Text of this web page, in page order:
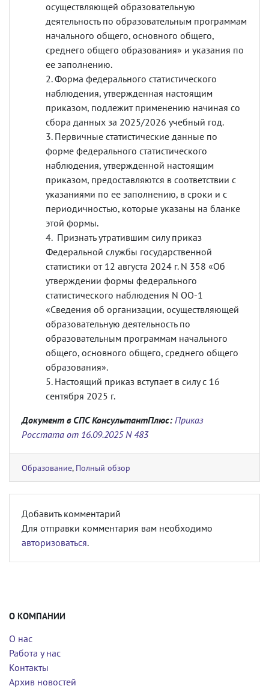
осуществляющей образовательную
деятельность по образовательным программам
начального общего, основного общего,
среднего общего образования» и указания по
ее заполнению.
Форма федерального статистического
наблюдения, утвержденная настоящим
приказом, подлежит применению начиная со
сбора данных за 2025/2026 учебный год.
Первичные статистические данные по
форме федерального статистического
наблюдения, утвержденной настоящим
приказом, предоставляются в соответствии с
указаниями по ее заполнению, в сроки и с
периодичностью, которые указаны на бланке
этой формы.
Признать утратившим силу приказ
Федеральной службы государственной
статистики от 12 августа 2024 г. N 358 «Об
утверждении формы федерального
статистического наблюдения N ОО-1
«Сведения об организации, осуществляющей
образовательную деятельность по
образовательным программам начального
общего, основного общего, среднего общего
образования».
Настоящий приказ вступает в силу с 16
сентября 2025 г.
Документ в СПС КонсультантПлюс: Приказ
Росстата от 16.09.2025 N 483
Образование, Полный обзор
Добавить комментарий
Для отправки комментария вам необходимо
авторизоваться.
О КОМПАНИИ
О нас
Работа у нас
Контакты
Архив новостей